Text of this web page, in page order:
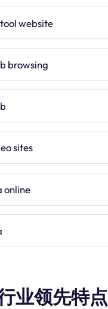
website
browsing
sites
online
业领先特点